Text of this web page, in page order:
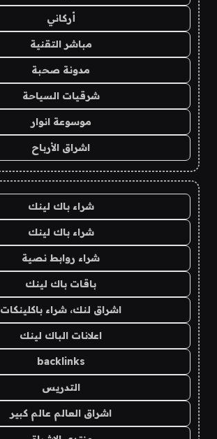
أركاني
مباشر التقنية
مدونة صحبة
شرقيات السياحة
موسوعة انوار
اشراق الأرباح
شراء باك لينك
شراء باك لينك
شراء روابط نصية
باقات باك لينك
اشراق لنك، شراء باكلينكات
اعلانات الباك لينك
backlinks
التدريس
اشراق العالم عالم كبير